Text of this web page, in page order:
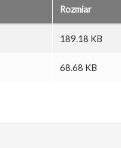
Rozmiar
189.18 KB
68.68 KB